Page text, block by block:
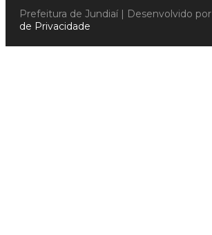
Prefeitura de Jundiaí | Desenvolvido por
de Privacidade